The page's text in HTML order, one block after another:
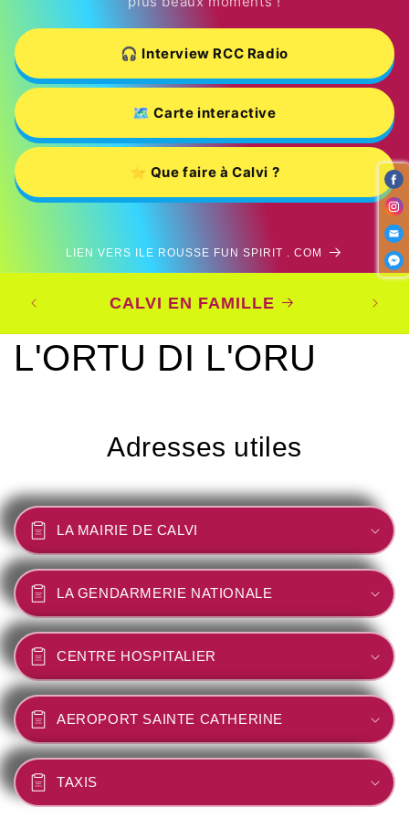
🎧 Interview RCC Radio
🗺️ Carte interactive
⭐ Que faire à Calvi ?
LIEN VERS ILE ROUSSE FUN SPIRIT . COM
CALVI EN FAMILLE
L'ORTU DI L'ORU
Adresses utiles
LA MAIRIE DE CALVI
LA GENDARMERIE NATIONALE
CENTRE HOSPITALIER
AEROPORT SAINTE CATHERINE
TAXIS